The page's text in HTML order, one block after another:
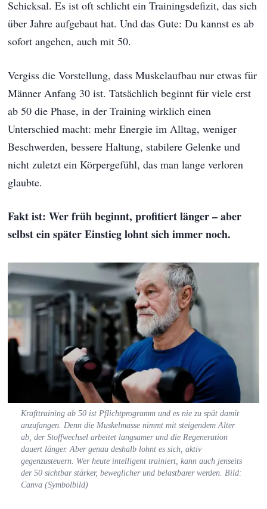
Schicksal. Es ist oft schlicht ein Trainingsdefizit, das sich
über Jahre aufgebaut hat. Und das Gute: Du kannst es ab
sofort angehen, auch mit 50.
Vergiss die Vorstellung, dass Muskelaufbau nur etwas für
Männer Anfang 30 ist. Tatsächlich beginnt für viele erst
ab 50 die Phase, in der Training wirklich einen
Unterschied macht: mehr Energie im Alltag, weniger
Beschwerden, bessere Haltung, stabilere Gelenke und
nicht zuletzt ein Körpergefühl, das man lange verloren
glaubte.
Fakt ist: Wer früh beginnt, profitiert länger – aber
selbst ein später Einstieg lohnt sich immer noch.
Krafttraining ab 50 ist Pflichtprogramm und es nie zu spät damit
anzufangen. Denn die Muskelmasse nimmt mit steigendem Alter
ab, der Stoffwechsel arbeitet langsamer und die Regeneration
dauert länger. Aber genau deshalb lohnt es sich, aktiv
gegenzusteuern. Wer heute intelligent trainiert, kann auch jenseits
der 50 sichtbar stärker, beweglicher und belastbarer werden. Bild:
Canva (Symbolbild)